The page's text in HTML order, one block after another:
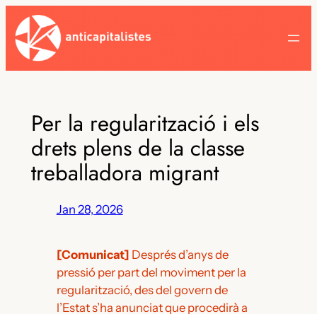
Skip
to
content
Per la regularització i els
drets plens de la classe
treballadora migrant
Jan 28, 2026
[Comunicat] Després d’anys de
pressió per part del moviment per la
regularització, des del govern de
l’Estat s’ha anunciat que procedirà a